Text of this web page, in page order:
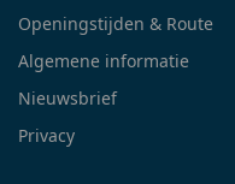
Openingstijden & Route
Algemene informatie
Nieuwsbrief
Privacy